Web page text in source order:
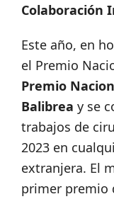
Colaboración
Este año, en
el Premio
Premio
Balibrea y se
trabajos de
2023 en
extranjera. El
primer premio